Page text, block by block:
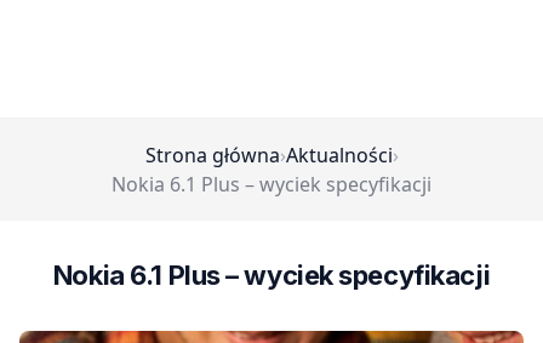
Strona główna›Aktualności›
Nokia 6.1 Plus – wyciek specyfikacji
Nokia 6.1 Plus – wyciek specyfikacji